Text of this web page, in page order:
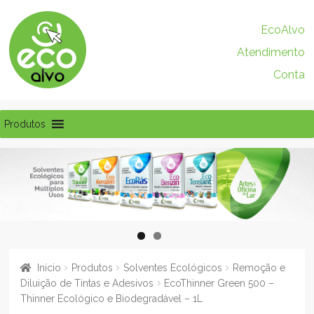
Pular
para
navegação
Pular
para
o
conteúdo
EcoAlvo
Atendimento
Conta
Produtos
Início Produtos Solventes Ecológicos
Remoção e
Diluição de Tintas e Adesivos
EcoThinner Green 500 –
Thinner Ecológico e Biodegradável – 1L